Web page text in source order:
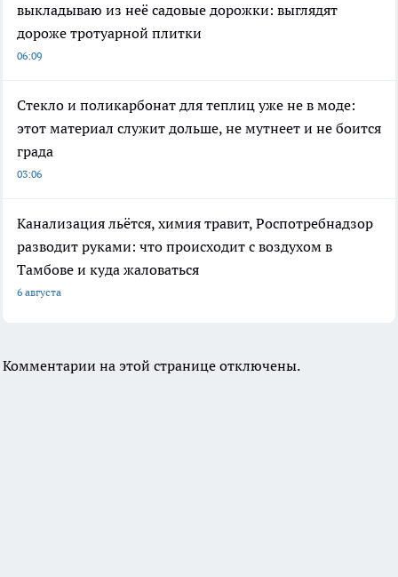
выкладываю из неё садовые дорожки: выглядят
дороже тротуарной плитки
06:09
Стекло и поликарбонат для теплиц уже не в моде:
этот материал служит дольше, не мутнеет и не боится
града
03:06
Канализация льётся, химия травит, Роспотребнадзор
разводит руками: что происходит с воздухом в
Тамбове и куда жаловаться
6 августа
Комментарии на этой странице отключены.